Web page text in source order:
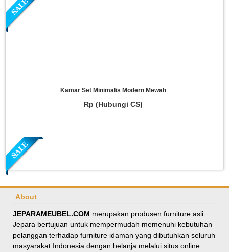
Kamar Set Minimalis Modern Mewah
Rp (Hubungi CS)
Meja Makan Oval Minimalis Kursi Silang
Rp 8.100.0009.000.000
About
JEPARAMEUBEL.COM merupakan produsen furniture asli
Jepara bertujuan untuk mempermudah memenuhi kebutuhan
pelanggan terhadap furniture idaman yang dibutuhkan seluruh
masyarakat Indonesia dengan belanja melalui situs online.